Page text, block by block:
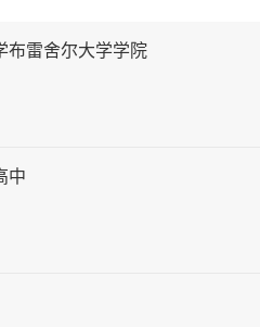
布雷舍尔大学学院
中